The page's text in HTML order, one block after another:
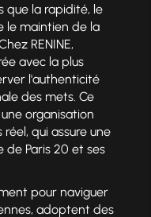
que la rapidité, le
le maintien de la
RENINE,
avec la plus
l'authenticité
des mets. Ce
organisation
qui assure une
de Paris 20 et ses
pour naviguer
adoptent des